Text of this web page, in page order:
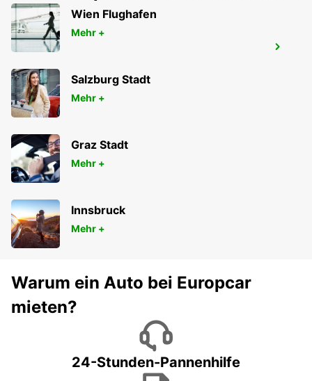
CALAIS FRETHUN TGV BAHNHOF -
FRETHUN - FRANCE
Wien Flughafen
Mehr +
Salzburg Stadt
Mehr +
Graz Stadt
Mehr +
Innsbruck
Mehr +
Warum ein Auto bei Europcar
mieten?
24-Stunden-Pannenhilfe